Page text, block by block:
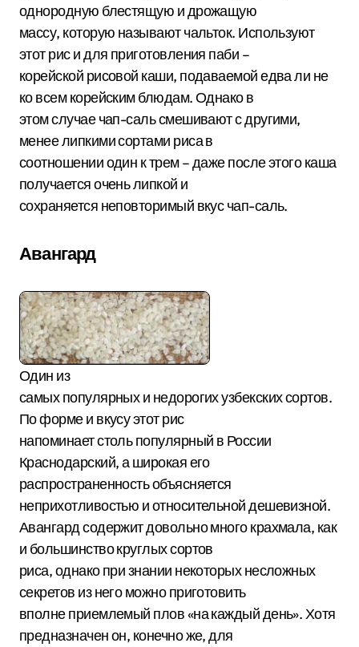
однородную блестящую и дрожащую
массу, которую называют чальток. Используют
этот рис и для приготовления паби –
корейской рисовой каши, подаваемой едва ли не
ко всем корейским блюдам. Однако в
этом случае чап-саль смешивают с другими,
менее липкими сортами риса в
соотношении один к трем – даже после этого каша
получается очень липкой и
сохраняется неповторимый вкус чап-саль.
Авангард
Один из
самых популярных и недорогих узбекских сортов.
По форме и вкусу этот рис
напоминает столь популярный в России
Краснодарский, а широкая его
распространенность объясняется
неприхотливостью и относительной дешевизной.
Авангард содержит довольно много крахмала, как
и большинство круглых сортов
риса, однако при знании некоторых несложных
секретов из него можно приготовить
вполне приемлемый плов «на каждый день». Хотя
предназначен он, конечно же, для